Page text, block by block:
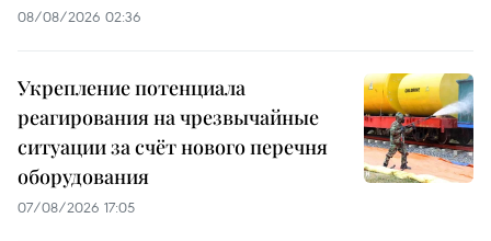
08/08/2026 02:36
Укрепление потенциала
реагирования на чрезвычайные
ситуации за счёт нового перечня
оборудования
07/08/2026 17:05